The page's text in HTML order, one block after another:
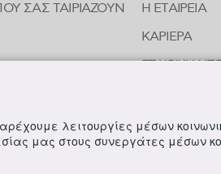
ΣΑΣ ΤΑΙΡΙΑΖΟΥΝ
Η ΕΤΑΙΡΕΙΑ
ΚΑΡΙΕΡΑ
ΕΤΑΙΡΙΚΗ
λειτουργίες μέσων
μας στους συνεργάτες μέσων